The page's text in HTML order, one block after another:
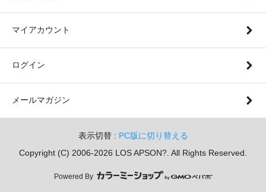
マイアカウント
ログイン
メールマガジン
表示切替 : PC版に切り替える
Copyright (C) 2006-2026 LOS APSON?. All Rights Reserved.
Powered By